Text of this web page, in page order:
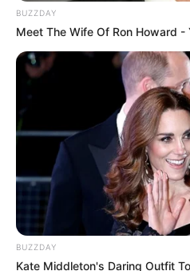
13:40 / 06 Avqust 2026
Müstəntiq şübhəli
hazırlamaq üçün vaxt
BUZZDAY
Meet The Wife Of Ron Howard -
BUZZDAY
Kate Middleton's Daring Outfit